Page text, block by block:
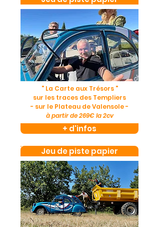
" La Carte aux Trésors "
sur les traces des Templiers
- sur le Plateau de Valensole -
à partir de 269€ la 2cv
+ d'infos
Jeu de piste papier